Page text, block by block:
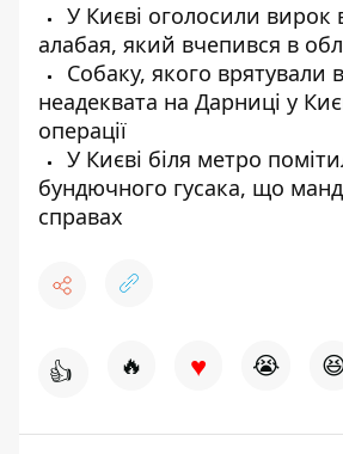
У Києві оголосили вирок
алабая, який вчепився в
Собаку, якого врятували
неадеквата на Дарниці у
операції
У Києві біля метро
бундючного гусака, що
справах
👍 🔥 ♥ 😭